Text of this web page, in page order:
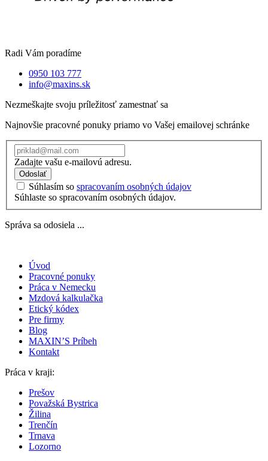
Radi Vám poradíme
0950 103 777
info@maxins.sk
Nezmeškajte svoju príležitosť zamestnať sa
Najnovšie pracovné ponuky priamo vo Vašej emailovej schránke
Zadajte vašu e-mailovú adresu.
Odoslať
Súhlasím so spracovaním osobných údajov
Súhlaste so spracovaním osobných údajov.
Správa sa odosiela ...
Úvod
Pracovné ponuky
Práca v Nemecku
Mzdová kalkulačka
Etický kódex
Pre firmy
Blog
MAXIN’S Príbeh
Kontakt
Práca v kraji:
Prešov
Považská Bystrica
Žilina
Trenčín
Trnava
Lozorno